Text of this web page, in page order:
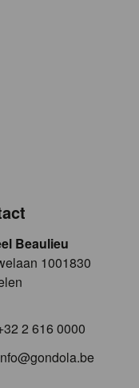
Beaulieu
1001830
2 616 0000